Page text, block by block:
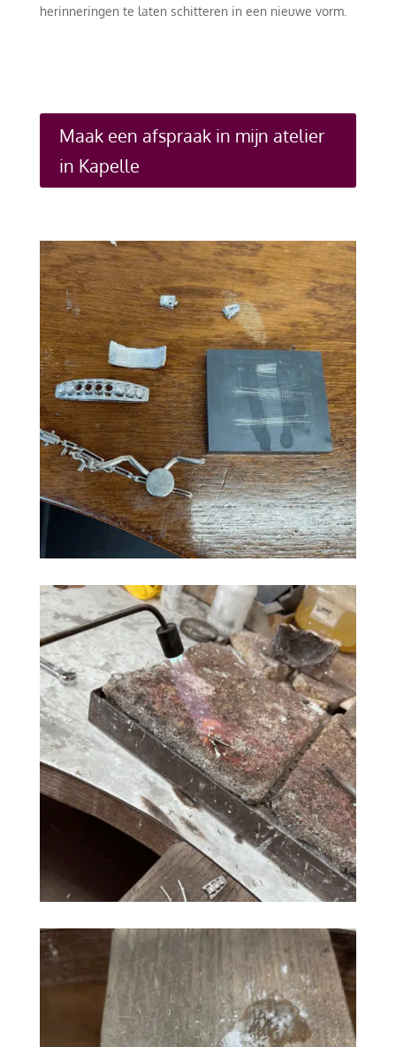
herinneringen te laten schitteren in een nieuwe vorm.
Maak een afspraak in mijn atelier
in Kapelle